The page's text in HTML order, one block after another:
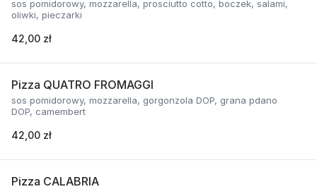
sos pomidorowy, mozzarella, prosciutto cotto, boczek, salami,
oliwki, pieczarki
42,00 zł
Pizza QUATRO FROMAGGI
sos pomidorowy, mozzarella, gorgonzola DOP, grana pdano
DOP, camembert
42,00 zł
Pizza CALABRIA